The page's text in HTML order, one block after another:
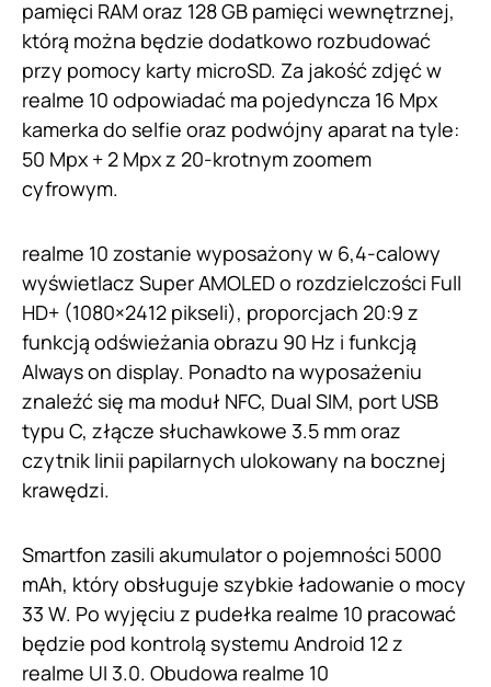
pamięci RAM oraz 128 GB pamięci wewnętrznej,
którą można będzie dodatkowo rozbudować
przy pomocy karty microSD. Za jakość zdjęć w
realme 10 odpowiadać ma pojedyncza 16 Mpx
kamerka do selfie oraz podwójny aparat na tyle:
50 Mpx + 2 Mpx z 20-krotnym zoomem
cyfrowym.
realme 10 zostanie wyposażony w 6,4-calowy
wyświetlacz Super AMOLED o rozdzielczości Full
HD+ (1080×2412 pikseli), proporcjach 20:9 z
funkcją odświeżania obrazu 90 Hz i funkcją
Always on display. Ponadto na wyposażeniu
znaleźć się ma moduł NFC, Dual SIM, port USB
typu C, złącze słuchawkowe 3.5 mm oraz
czytnik linii papilarnych ulokowany na bocznej
krawędzi.
Smartfon zasili akumulator o pojemności 5000
mAh, który obsługuje szybkie ładowanie o mocy
33 W. Po wyjęciu z pudełka realme 10 pracować
będzie pod kontrolą systemu Android 12 z
realme UI 3.0. Obudowa realme 10